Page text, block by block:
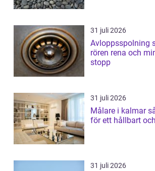
31 juli 2026
Avloppsspolning så håller du
rören rena och
stopp
31 juli 2026
Målare i kalmar så väljer du rätt
för ett hållbart
31 juli 2026